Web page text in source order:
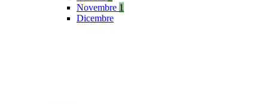
Novembre 1
Dicembre